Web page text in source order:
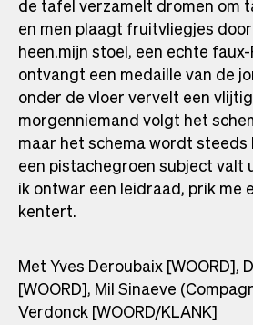
de tafel verzamelt dromen om
en men plaagt fruitvliegjes
heen.mijn stoel, een echte
ontvangt een medaille van de
onder de vloer vervelt een
morgenniemand volgt het
maar het schema wordt steeds
een pistachegroen subject valt
ik ontwar een leidraad, prik me
kentert.
Met Yves Deroubaix [WOORD],
[WOORD], Mil Sinaeve
Verdonck [WOORD/KLANK]